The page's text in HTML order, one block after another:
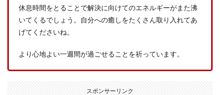
休息時間をとることで解決に向けてのエネルギーがまた沸
いてくるでしょう。自分への癒しをたくさん取り入れてあ
げてくださいね。
より心地よい一週間が過ごせることを祈っています。
スポンサーリンク